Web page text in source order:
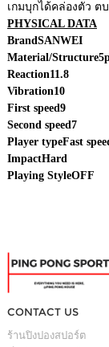
เกมบุกได้คล่องตัว ต
PHYSICAL DATA
BrandSANWEI
Material/Structure
Reaction11.8
Vibration10
First speed9
Second speed7
Player typeFast
ImpactHard
Playing StyleOFF
CONTACT US
ร้านปิงปองสปอร์ต